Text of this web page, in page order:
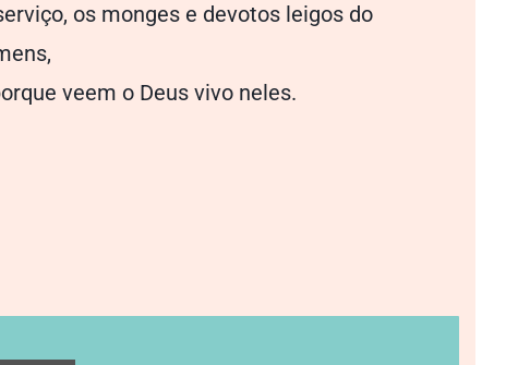
os monges e devotos leigos do
veem o Deus vivo neles.